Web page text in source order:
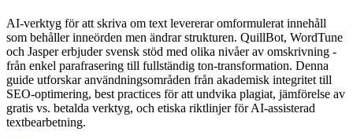
AI-verktyg för att skriva om text levererar omformulerat innehåll
som behåller inneörden men ändrar strukturen. QuillBot, WordTune
och Jasper erbjuder svensk stöd med olika nivåer av omskrivning -
från enkel parafrasering till fullständig ton-transformation. Denna
guide utforskar användningsområden från akademisk integritet till
SEO-optimering, best practices för att undvika plagiat, jämförelse av
gratis vs. betalda verktyg, och etiska riktlinjer för AI-assisterad
textbearbetning.